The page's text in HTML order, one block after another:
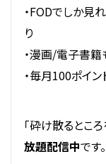
・FODでしか見
り
・漫画/電子書籍
・毎月100ポイン
「砕け散るとこ
放題配信中です。